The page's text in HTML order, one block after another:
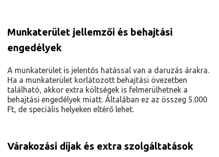
Munkaterület jellemzői és behajtási
engedélyek
A munkaterület is jelentős hatással van a daruzás árakra.
Ha a munkaterület korlátozott behajtási övezetben
található, akkor extra költségek is felmerülhetnek a
behajtási engedélyek miatt. Általában ez az összeg 5.000
Ft, de speciális helyeken eltérő lehet.
Várakozási díjak és extra szolgáltatások